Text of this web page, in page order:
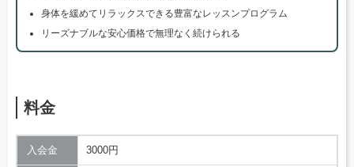
身体を緩めてリラックスできる豊富なレッスンプログラム
リーズナブルな安心価格で無理なく続けられる
料金
入会金 3000円